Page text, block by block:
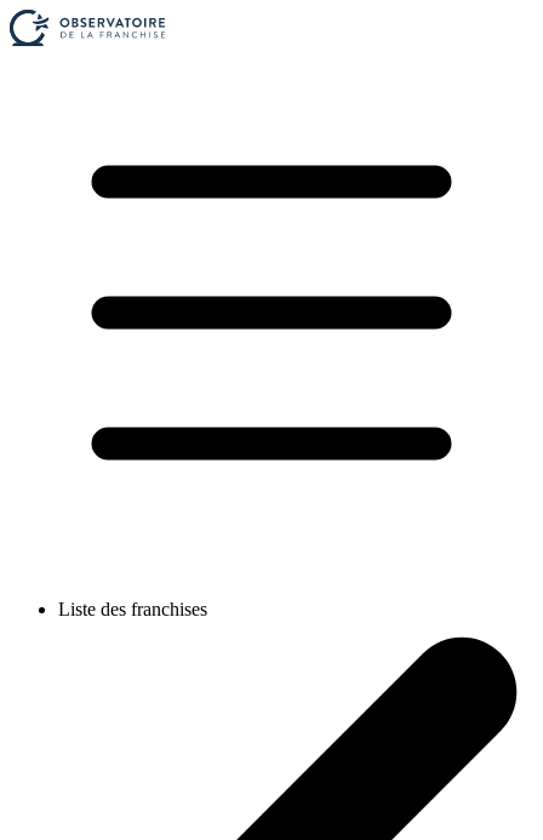
Liste des franchises